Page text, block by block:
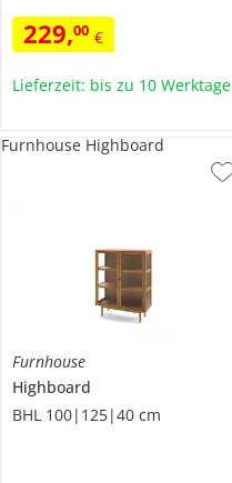
229,00 €
Lieferzeit: bis zu 10 Werktage
Furnhouse
Highboard
BHL 100|125|40 cm
Furnhouse Highboard